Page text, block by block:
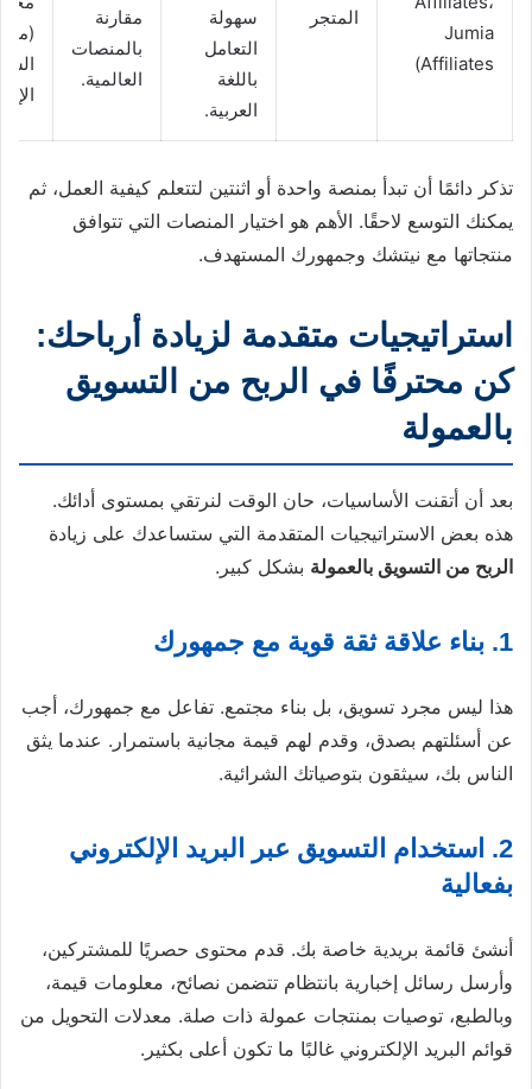
Jumia
Affiliates)
المتجر
سهولة
التعامل
باللغة
العربية.
مقارنة
بالمنصات
العالمية.
تذكر دائمًا أن تبدأ بمنصة واحدة أو اثنتين لتتعلم كيفية العمل، ثم
يمكنك التوسع لاحقًا. الأهم هو اختيار المنصات التي تتوافق
منتجاتها مع نيتشك وجمهورك المستهدف.
استراتيجيات متقدمة لزيادة أرباحك:
كن محترفًا في الربح من التسويق
بالعمولة
بعد أن أتقنت الأساسيات، حان الوقت لنرتقي بمستوى أدائك.
هذه بعض الاستراتيجيات المتقدمة التي ستساعدك على زيادة
الربح من التسويق بالعمولة بشكل كبير.
1. بناء علاقة ثقة قوية مع جمهورك
هذا ليس مجرد تسويق، بل بناء مجتمع. تفاعل مع جمهورك، أجب
عن أسئلتهم بصدق، وقدم لهم قيمة مجانية باستمرار. عندما يثق
الناس بك، سيثقون بتوصياتك الشرائية.
2. استخدام التسويق عبر البريد الإلكتروني
بفعالية
أنشئ قائمة بريدية خاصة بك. قدم محتوى حصريًا للمشتركين،
وأرسل رسائل إخبارية بانتظام تتضمن نصائح، معلومات قيمة،
وبالطبع، توصيات بمنتجات عمولة ذات صلة. معدلات التحويل من
قوائم البريد الإلكتروني غالبًا ما تكون أعلى بكثير.